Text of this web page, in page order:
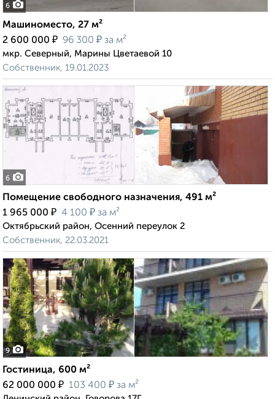
6
Машиноместо, 27 м²
2 600 000 ₽ 96 300 ₽ за м²
мкр. Северный, Марины Цветаевой 10
Собственник, 19.01.2023
6
Помещение свободного назначения, 491 м²
1 965 000 ₽ 4 100 ₽ за м²
Октябрьский район, Осенний переулок 2
Собственник, 22.03.2021
9
Гостиница, 600 м²
62 000 000 ₽ 103 400 ₽ за м²